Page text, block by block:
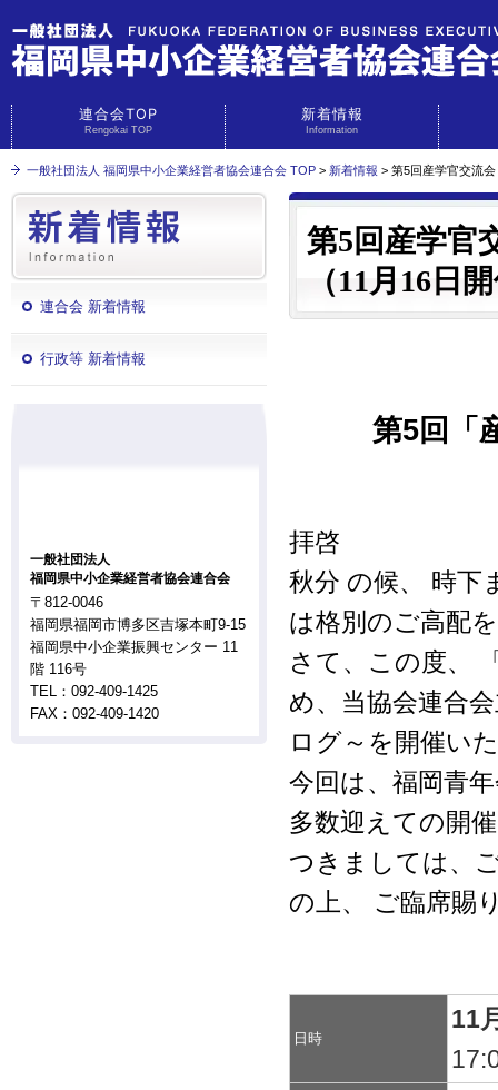
連合会TOP
Rengokai TOP
新着情報
Information
一般社団法人 福岡県中小企業経営者協会連合会 TOP> 新着情報 > 第5回産学官交流
連合会 新着情報
行政等 新着情報
一般社団法人
福岡県中小企業経営者協会連合会
〒812-0046
福岡県福岡市博多区吉塚本町9-15
福岡県中小企業振興センター 11
階 116号
TEL：092-409-1425
FAX：092-409-1420
第5回産学官
（11月16日
第5回「
拝啓
秋分 の候、 時下
は格別のご高配
さて、この度、
め、当協会連合
ログ～を開催い
今回は、福岡青
多数迎えての開
つきましては、
の上、 ご臨席賜
日時
11